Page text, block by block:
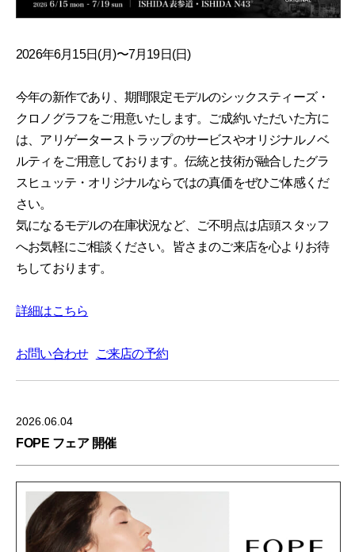
2026年6月15日(月)〜7月19日(日)
今年の新作であり、期間限定モデルのシックスティーズ・
クロノグラフをご用意いたします。ご成約いただいた方に
は、アリゲーターストラップのサービスやオリジナルノベ
ルティをご用意しております。伝統と技術が融合したグラ
スヒュッテ・オリジナルならではの真価をぜひご体感くだ
さい。
気になるモデルの在庫状況など、ご不明点は店頭スタッフ
へお気軽にご相談ください。皆さまのご来店を心よりお待
ちしております。
詳細はこちら
お問い合わせ ご来店の予約
2026.06.04
FOPE フェア 開催